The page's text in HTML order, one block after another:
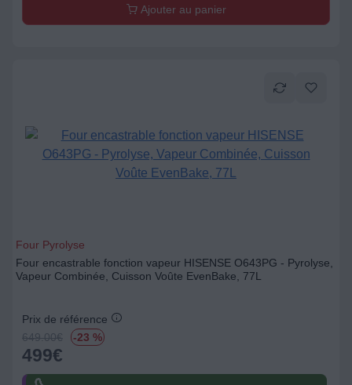
Ajouter au panier
Four Pyrolyse
Four encastrable fonction vapeur HISENSE O643PG - Pyrolyse,
Vapeur Combinée, Cuisson Voûte EvenBake, 77L
Prix de référence
649.00€ -23 %
499€